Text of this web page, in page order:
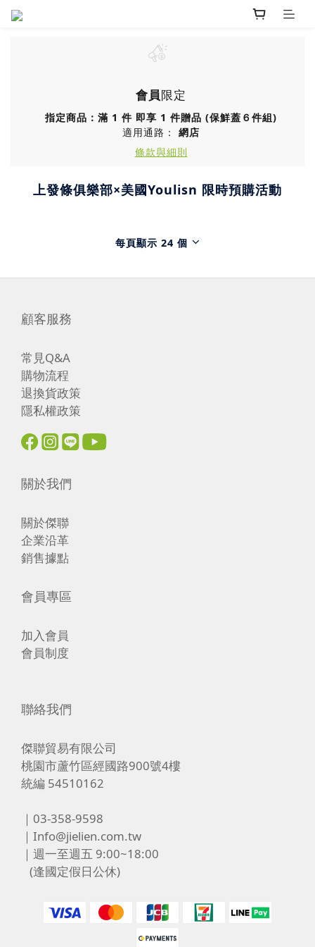
會員限定
指定商品：滿 1 件 即享 1 件贈品 (保鮮蓋６件組)
適用通路： 網店
條款與細則
上發條俱樂部×美國Youlisn 限時預購活動
每頁顯示 24 個
顧客服務
常見Q&A
購物流程
退換貨政策
隱私權政策
關於我們
關於傑聯
企業沿革
銷售據點
會員專區
加入會員
會員制度
聯絡我們
傑聯貿易有限公司
桃園市蘆竹區經國路900號4樓
統編 54510162
｜03-358-9598
｜Info@jielien.com.tw
｜週一至週五 9:00~18:00
(逢國定假日公休)